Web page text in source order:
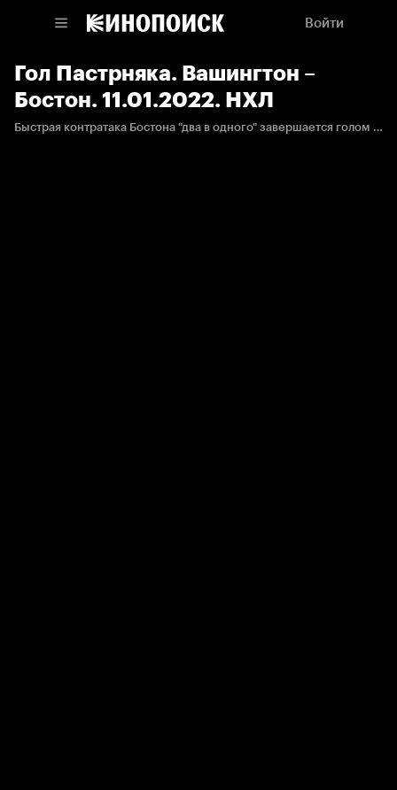
Войти
Гол Пастрняка. Вашингтон –
Бостон. 11.01.2022. НХЛ
Быстрая контратака Бостона "два в одного" завершается голом Пастрняка.